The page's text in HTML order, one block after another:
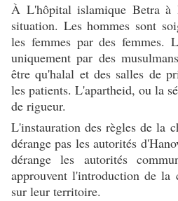
À L'hôpital islamique Betra à
situation. Les hommes sont
les femmes par des femmes.
uniquement par des
être qu'halal et des salles de
les patients. L'apartheid, ou la
de rigueur.
L'instauration des règles de la
dérange pas les autorités
dérange les autorités
approuvent l'introduction de la
sur leur territoire.